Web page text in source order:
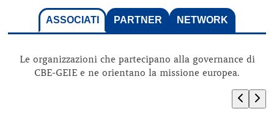
ASSOCIATI PARTNER NETWORK
Le organizzazioni che partecipano alla governance di
CBE-GEIE e ne orientano la missione europea.